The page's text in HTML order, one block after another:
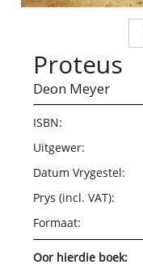
Proteus
Deon Meyer
ISBN:
Uitgewer:
Datum Vrygestel:
Prys (incl. VAT):
Formaat:
Oor hierdie boek: